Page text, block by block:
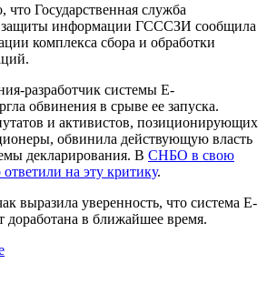
что Государственная служба
защиты информации ГСССЗИ сообщила
комплекса сбора и обработки
разработчик системы Е-
обвинения в срыве ее запуска.
и активистов, позиционирующих
обвинила действующую власть
декларирования. В СНБО в свою
на эту критику.
выразила уверенность, что система Е-
доработана в ближайшее время.